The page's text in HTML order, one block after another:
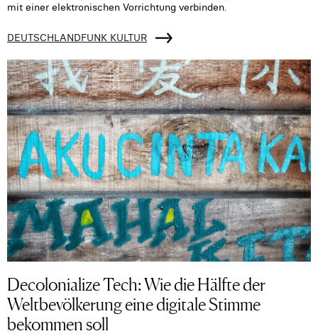
mit einer elektronischen Vorrichtung verbinden.
DEUTSCHLANDFUNK KULTUR
Decolonialize Tech: Wie die Hälfte der
Weltbevölkerung eine digitale Stimme
bekommen soll